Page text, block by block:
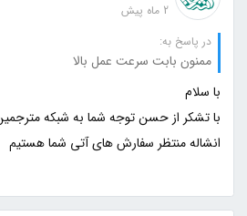
2 ماه پیش
در پاسخ به:
ممنون بابت سرعت عمل بالا
انشاله منتظر سفارش های آتی شما هستیم